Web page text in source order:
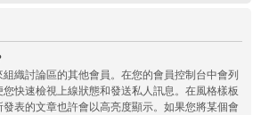
織討論區的其他會員。在您的會員控制台中會列
快速檢視上線狀態和發送私人訊息。在風格樣板
表的文章也許會以高亮度顯示。如果您將某個會